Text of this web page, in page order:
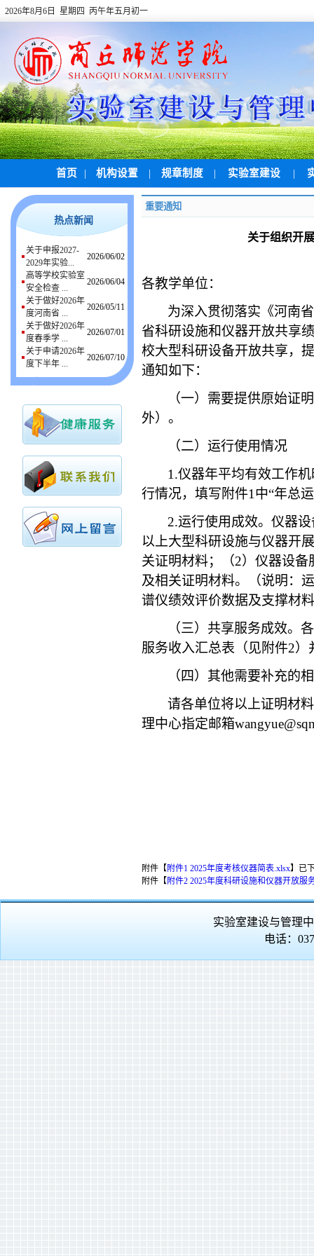
2026年8月6日 星期四 丙午年五月初一
首页 | 机构设置 | 规章制度 | 实验室建设 |
热点新闻
关于申报2027-
2029年实验...
2026/06/02
高等学校实验室
安全检查 ...
2026/06/04
关于做好2026年
度河南省 ...
2026/05/11
关于做好2026年
度春季学 ...
2026/07/01
关于申请2026年
度下半年 ...
2026/07/10
重要通知
关于组织开
各教学单位：
为深入贯彻落实 《河南
省科研设施和仪器开放共享
校大型科研设备开放共享，
通知如下：
（一） 需要提供原始证明
外）。
（二） 运行使用情况
1.仪器年平均有效工作
行情况，填写附件1 中“年总
2.运行使用成效。 仪器
以上大型科研设施与仪器开
关证明材料；（2） 仪器设备
及相关证明材料。
（说明：
谱仪绩效评价数据及支撑材
（三） 共享服务成效。
服务收入汇总表（见附件2）
（ 四 ）其他需要补充的
请各单位将以上证明材
理中心指定邮箱
附件【附件1 2025年度考核仪器简表.xlsx】 已
附件【附件2 2025年度科研设施和仪器开放服
实验室建设与管理
电话：